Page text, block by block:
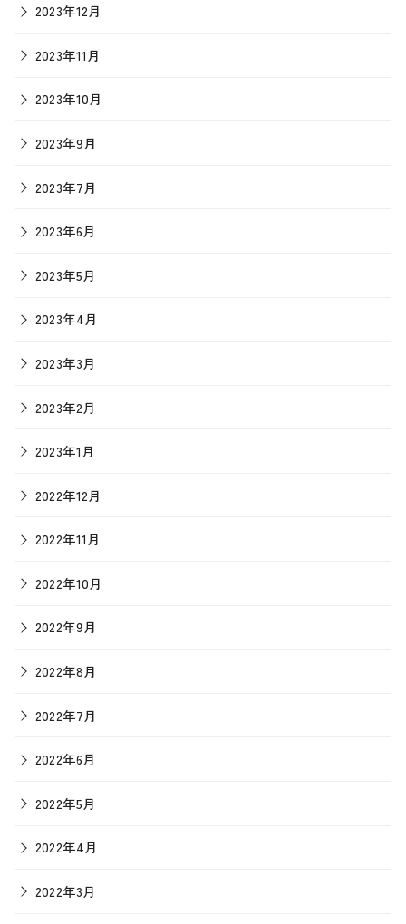
2023年12月
2023年11月
2023年10月
2023年9月
2023年7月
2023年6月
2023年5月
2023年4月
2023年3月
2023年2月
2023年1月
2022年12月
2022年11月
2022年10月
2022年9月
2022年8月
2022年7月
2022年6月
2022年5月
2022年4月
2022年3月